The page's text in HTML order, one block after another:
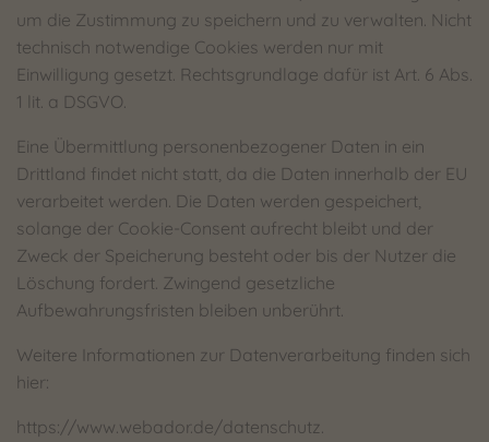
um die Zustimmung zu speichern und zu verwalten. Nicht
technisch notwendige Cookies werden nur mit
Einwilligung gesetzt. Rechtsgrundlage dafür ist Art. 6 Abs.
1 lit. a DSGVO.
Eine Übermittlung personenbezogener Daten in ein
Drittland findet nicht statt, da die Daten innerhalb der EU
verarbeitet werden. Die Daten werden gespeichert,
solange der Cookie-Consent aufrecht bleibt und der
Zweck der Speicherung besteht oder bis der Nutzer die
Löschung fordert. Zwingend gesetzliche
Aufbewahrungsfristen bleiben unberührt.
Weitere Informationen zur Datenverarbeitung finden sich
hier:
https://www.webador.de/datenschutz.